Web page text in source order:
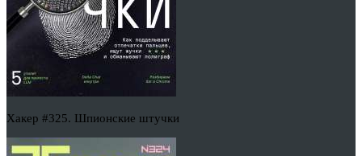
Хакер #325. Шпионские штучки